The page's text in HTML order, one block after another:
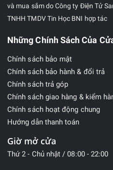
Adreno,
Mali,...
Bộ nhớ &
Lưu trữ
Cấu hình chi
tiết của điện
thoại
RAM
Bộ nhớ lưu
trữ thứ cấp
8GB
và mua sắm do Công ty Điện Tử
TNHH TMDV Tin Học BNI hợp tác
Những Chính Sách Của
Chính sách bảo mật
Chính sách bảo hành & đổi trả
Chính sách trả góp
Chính sách giao hàng & kiểm
Chính sách hoạt động chung
Hướng dẫn thanh toán
Giờ mở cửa
Thứ 2 - Chủ nhật / 08:00 - 22:00